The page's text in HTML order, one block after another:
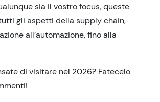
sia il vostro focus, queste
gli aspetti della supply chain,
all’automazione, fino alla
di visitare nel 2026? Fatecelo